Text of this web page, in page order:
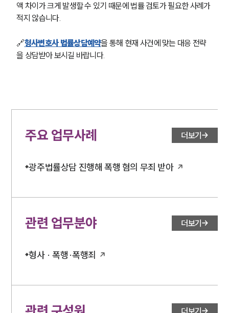
액 차이가 크게 발생할 수 있기 때문에 법률 검토가 필요한 사례가
적지 않습니다.
🔗형사변호사 법률상담예약을 통해 현재 사건에 맞는 대응 전략
을 상담받아 보시길 바랍니다.
주요 업무사례 더보기
광주법률상담 진행해 폭행 혐의 무죄 받아
관련 업무분야 더보기
형사 · 폭행·폭행죄
더보기